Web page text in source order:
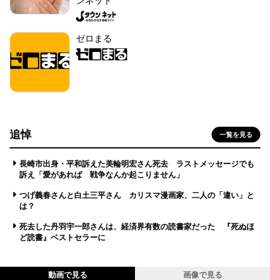
ゼロまる
追悼 一覧を見る
長崎市出身・平和訴えた美輪明宏さん死去 ラストメッセージでも
訴え「愛があれば 戦争なんか起こりません」
つげ義春さんと白土三平さん カリスマ漫画家、二人の「違い」と
は？
死去した丹羽宇一郎さんは、経済界有数の読書家だった 『死ぬほ
ど読書』ベストセラーに
動画で見る 画像で見る